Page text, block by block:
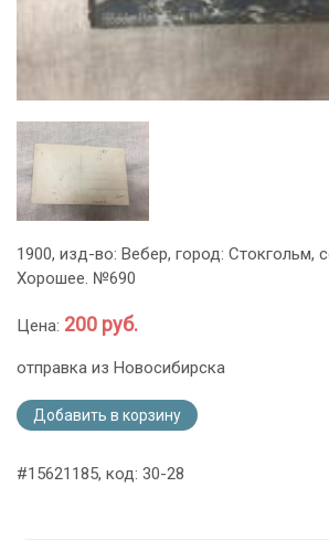
1900, изд-во: Вебер, город: Стокгольм,
Хорошее. №690
Цена: 200 руб.
отправка из Новосибирска
Добавить в корзину
#15621185, код: 30-28